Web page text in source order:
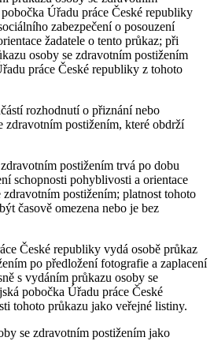
Úřadu práce České republiky
zabezpečení o posouzení
žadatele o tento průkaz; při
osoby se zdravotním postižením
práce České republiky z tohoto
rozhodnutí o přiznání nebo
zdravotním postižením, které obdrží
postižením trvá po dobu
schopnosti pohyblivosti a orientace
zdravotním postižením; platnost tohoto
časově omezena nebo je bez
České republiky vydá osobě průkaz
po předložení fotografie a zaplacení
s vydáním průkazu osoby se
pobočka Úřadu práce České
tohoto průkazu jako veřejné listiny.
se zdravotním postižením jako